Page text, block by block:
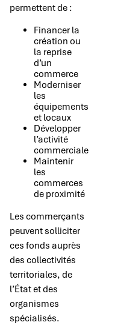
permettent de :
Financer la
création ou
la reprise
d’un
commerce
Moderniser
les
équipements
et locaux
Développer
l’activité
commerciale
Maintenir
les
commerces
de proximité
Les commerçants
peuvent solliciter
ces fonds auprès
des collectivités
territoriales, de
l’État et des
organismes
spécialisés.